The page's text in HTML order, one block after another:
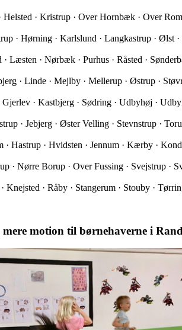
· Kristrup · Over Hornbæk · Over
· Hørning · Karlslund · Langkastrup · Ølst
Læsten · Nørbæk · Purhus · Råsted ·
· Linde · Mejlby · Mellerup · Østrup ·
· Kastbjerg · Sødring · Udbyhøj ·
· Jebjerg · Øster Velling · Stevnstrup ·
· Hastrup · Hvidsten · Jennum · Kærby ·
· Nørre Borup · Over Fussing · Svejstrup ·
Knejsted · Råby · Stangerum · Stouby ·
motion til børnehaverne i